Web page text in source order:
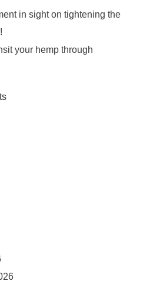
in sight on tightening the
your hemp through